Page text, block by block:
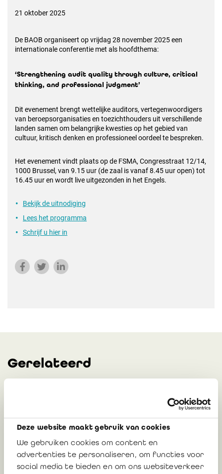
Deze website maakt gebruik van cookies
We gebruiken cookies om content en
advertenties te personaliseren, om functies voor
social media te bieden en om ons websiteverkeer
21 oktober 2025
De BAOB organiseert op vrijdag 28 november 2025 een
internationale conferentie met als hoofdthema:
‘Strengthening audit quality through culture, critical
thinking, and professional judgment’
Dit evenement brengt wettelijke auditors, vertegenwoordigers
van beroepsorganisaties en toezichthouders uit verschillende
landen samen om belangrijke kwesties op het gebied van
cultuur, kritisch denken en professioneel oordeel te bespreken.
Het evenement vindt plaats op de FSMA, Congresstraat 12/14,
1000 Brussel, van 9.15 uur (de zaal is vanaf 8.45 uur open) tot
16.45 uur en wordt live uitgezonden in het Engels.
Bekijk de uitnodiging
Lees het programma
Schrijf u hier in
Gerelateerd
transparantie
Lieven Acke, bedrijfsrevisor